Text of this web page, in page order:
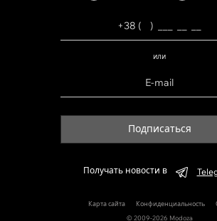
или
Подписаться
Получать новости в
Карта сайта Конфиденциальность
© 2009-2026 Modoza